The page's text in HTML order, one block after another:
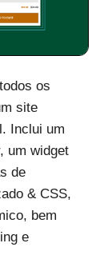
os
site
Inclui um
um widget
de
& CSS,
bem
e